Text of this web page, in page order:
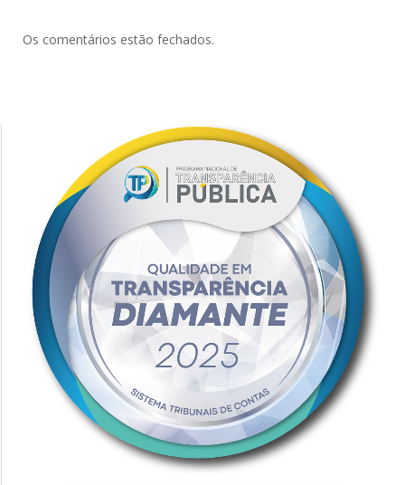
Os comentários estão fechados.